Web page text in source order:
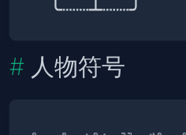
人物符号